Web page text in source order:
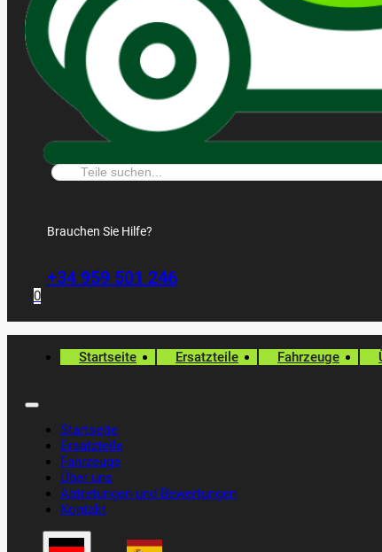
Suche:
Brauchen Sie Hilfe?
+34 959 501 246
0
Startseite Ersatzteile Fahrzeuge
Startseite
Ersatzteile
Fahrzeuge
Über uns
Abtretungen und Bewertungen
Kontakt